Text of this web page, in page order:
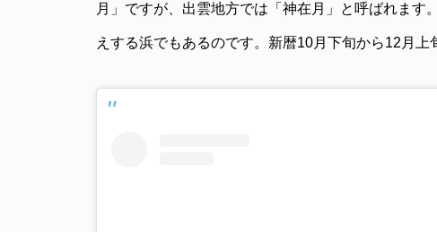
月」ですが、出雲地方では「神在月」と呼ばれま
えする浜でもあるのです。新暦10月下旬から12月